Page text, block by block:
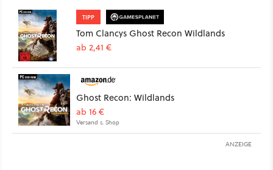
TIPP
Tom Clancys Ghost Recon Wildlands
ab 2,41 €
Ghost Recon: Wildlands
ab 16 €
Versand s. Shop
ANZEIGE